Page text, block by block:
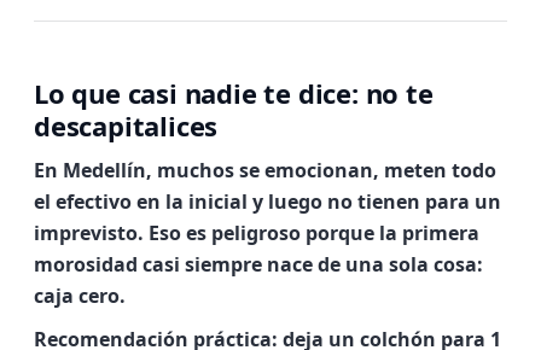
Lo que casi nadie te dice: no te
descapitalices
En Medellín, muchos se emocionan, meten todo
el efectivo en la inicial y luego no tienen para un
imprevisto. Eso es peligroso porque la primera
morosidad casi siempre nace de una sola cosa:
caja cero.
Recomendación práctica: deja un colchón para 1